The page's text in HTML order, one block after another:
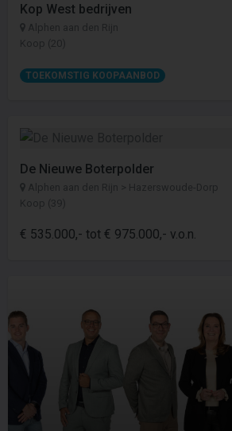
Kop West bedrijven
Alphen aan den Rijn
Koop (20)
TOEKOMSTIG KOOPAANBOD
De Nieuwe Boterpolder
Alphen aan den Rijn > Hazerswoude-Dorp
Koop (39)
€ 535.000,- tot € 975.000,- v.o.n.